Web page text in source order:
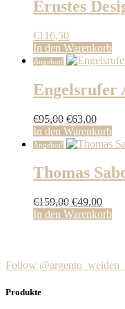
Ernstes
€116,50
In den Warenkorb
Angebot!
Engelsrufer
€95,00 Ursprünglicher
Preis
war:
€63,00
Preis
ist:
In den Warenkorb
Angebot!
Thomas
€159,00
Preis
€49,00
Preis
In den Warenkorb
Follow
Produkte